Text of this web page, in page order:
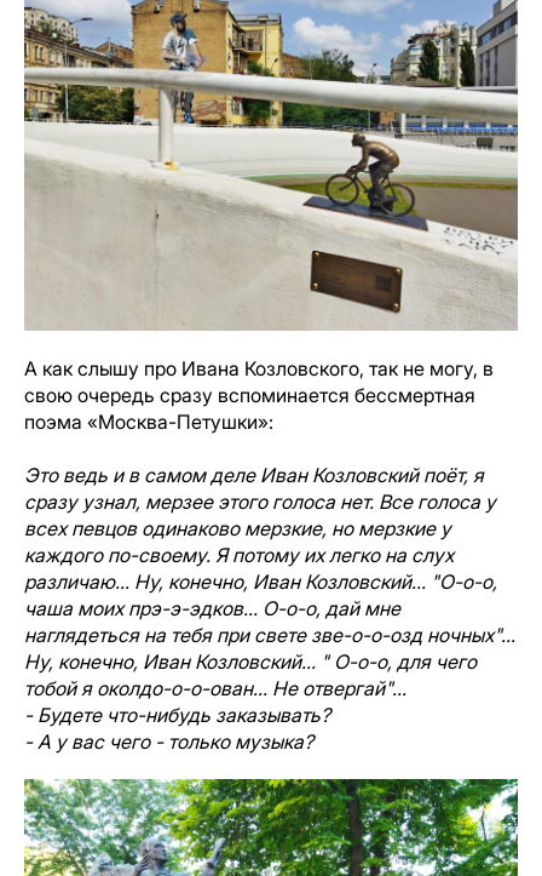
А как слышу про Ивана Козловского, так не могу, в
свою очередь сразу вспоминается бессмертная
поэма «Москва-Петушки»:
Это ведь и в самом деле Иван Козловский поёт, я
сразу узнал, мерзее этого голоса нет. Все голоса у
всех певцов одинаково мерзкие, но мерзкие у
каждого по-своему. Я потому их легко на слух
различаю... Ну, конечно, Иван Козловский... "О-о-о,
чаша моих прэ-э-эдков... О-о-о, дай мне
наглядеться на тебя при свете зве-о-о-озд ночных"...
Ну, конечно, Иван Козловский... " О-о-о, для чего
тобой я околдо-о-о-ован... Не отвергай"...
- Будете что-нибудь заказывать?
- А у вас чего - только музыка?